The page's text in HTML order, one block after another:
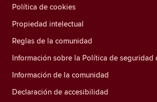
Política de cookies
Propiedad intelectual
Reglas de la comunidad
Información sobre la Política de seguridad
Información de la comunidad
Declaración de accesibilidad